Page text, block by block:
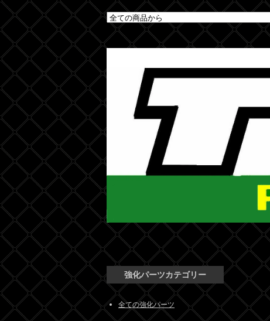
強化パーツカテゴリー
全ての強化パーツ